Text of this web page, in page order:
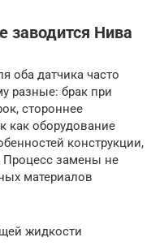
заводится Нива
оба датчика часто
разные: брак при
стороннее
как оборудование
конструкции,
Процесс замены не
материалов
жидкости